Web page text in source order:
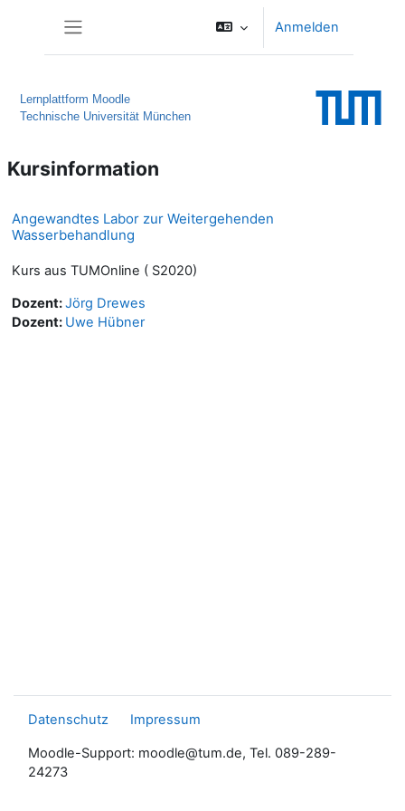
Anmelden
Lernplattform Moodle
Technische Universität München
Kursinformation
Angewandtes Labor zur Weitergehenden
Wasserbehandlung
Kurs aus TUMOnline ( S2020)
Dozent:Jörg Drewes
Dozent: Uwe Hübner
Datenschutz Impressum
Moodle-Support: moodle@tum.de, Tel. 089-289-
24273